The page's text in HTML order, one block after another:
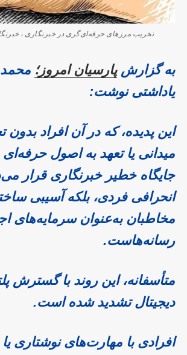
تخریب مرزهای حرفه‌ای‌گری در خبرنگاری ،
به گزارشپارسیان امروز؛ محمد
یاداشتی نوشت:
این پدیده، که در آن افراد بدون
میدانی یا تعهد به اصول حرفه‌ای
جایگاه خطیر خبرنگاری قرار
انحرافی فردی، بلکه آسیبی
مخاطبان به‌عنوان سرمایه‌های
رسانه‌هاست.
متأسفانه، این روند با گسترش
دیجیتال تشدید شده است.
افرادی با مهارت‌های نوشتاری